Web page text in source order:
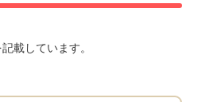
載しています。